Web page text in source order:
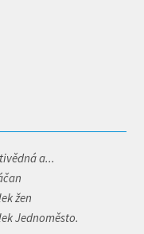
a...
žen
Jednoměsto.